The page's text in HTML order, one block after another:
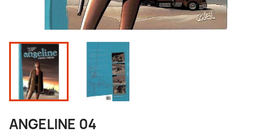
ANGELINE 04